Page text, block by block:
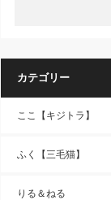
カテゴリー
ここ【キジトラ】
ふく【三毛猫】
りる＆ねる